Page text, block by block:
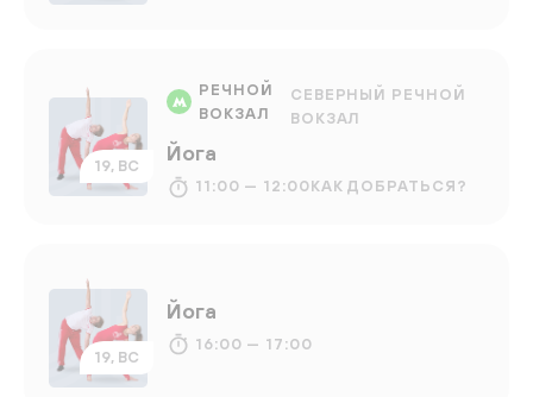
19, ВС
РЕЧНОЙ
ВОКЗАЛ
СЕВЕРНЫЙ РЕЧНОЙ
ВОКЗАЛ
Йога
11:00 — 12:00КАК ДОБРАТЬСЯ?
19, ВС
Йога
16:00 — 17:00